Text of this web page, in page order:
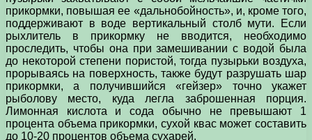
прикормки, повышая ее «дальнобойность», и, кроме того,
поддерживают в воде вертикальный столб мути. Если
рыхлитель в прикормку не вводится, необходимо
проследить, чтобы она при замешивании с водой была
до некоторой степени пористой, тогда пузырьки воздуха,
прорываясь на поверхность, также будут разрушать шар
прикормки, а получившийся «гейзер» точно укажет
рыболову место, куда легла заброшенная порция.
Лимонная кислота и сода обычно не превышают 1
процента объема прикормки, сухой квас может составить
до 10-20 процентов объема сухарей.